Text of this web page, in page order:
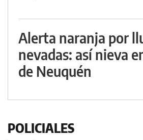
Alerta naranja por
nevadas: así nieva
de Neuquén
POLICIALES